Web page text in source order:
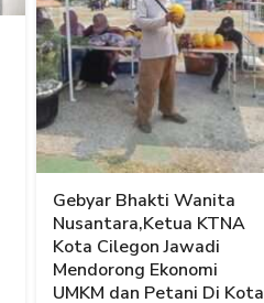
Gebyar Bhakti Wanita
Nusantara,Ketua KTNA
Kota Cilegon Jawadi
Mendorong Ekonomi
UMKM dan Petani Di Kota